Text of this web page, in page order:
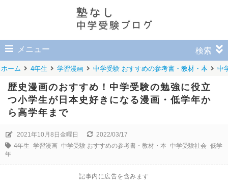
メニュー 検索
ホーム 4年生 学習漫画 中学受験 おすすめの参考書・教材・本 中
歴史漫画のおすすめ！中学受験の勉強に役立
つ小学生が日本史好きになる漫画・低学年か
ら高学年まで
2021年10月8日金曜日
2022/03/17
4年生 学習漫画 中学受験 おすすめの参考書・教材・本 中学受験社会 低学
年
記事内に広告を含みます